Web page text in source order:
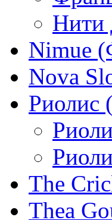
Nimue
Nova
Риолис
The
Thea